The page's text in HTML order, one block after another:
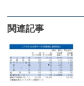
関連記事